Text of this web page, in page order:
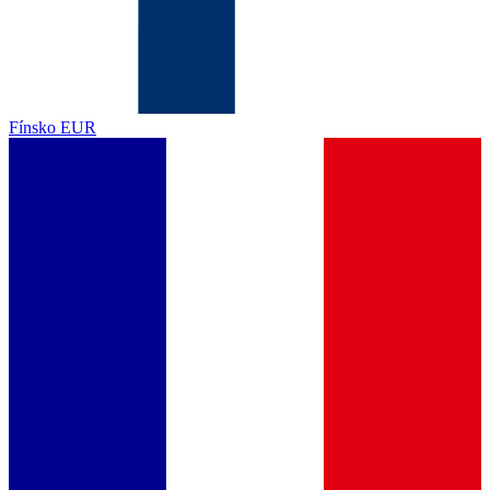
Fínsko EUR